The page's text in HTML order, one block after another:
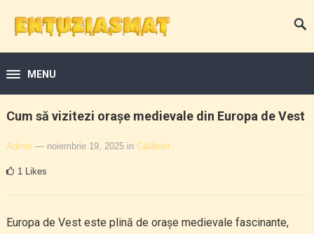
MENU
Cum să vizitezi orașe medievale din Europa de Vest
Admin — noiembrie 19, 2025 in Călătorii
1 Likes
Europa de Vest este plină de orașe medievale fascinante,